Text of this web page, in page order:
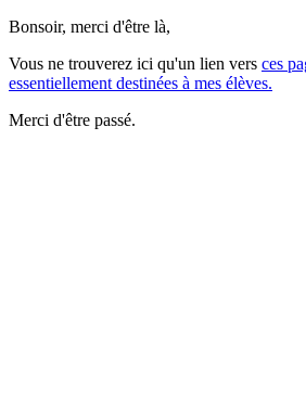
Bonsoir, merci d'être là,
Vous ne trouverez ici qu'un lien vers ces
essentiellement destinées à mes élèves.
Merci d'être passé.